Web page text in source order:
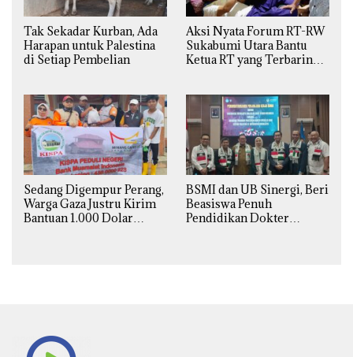
Tak Sekadar Kurban, Ada
Harapan untuk Palestina
di Setiap Pembelian
Aksi Nyata Forum RT-RW
Sukabumi Utara Bantu
Ketua RT yang Terbaring
Sedang Digempur Perang,
Warga Gaza Justru Kirim
Bantuan 1.000 Dolar
BSMI dan UB Sinergi, Beri
Beasiswa Penuh
Pendidikan Dokter